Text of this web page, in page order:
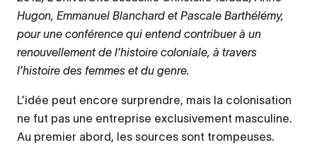
Hugon, Emmanuel Blanchard et Pascale Barthélémy,
pour une conférence qui entend contribuer à un
renouvellement de l’histoire coloniale, à travers
l’histoire des femmes et du genre.
L’idée peut encore surprendre, mais la colonisation
ne fut pas une entreprise exclusivement masculine.
Au premier abord, les sources sont trompeuses.